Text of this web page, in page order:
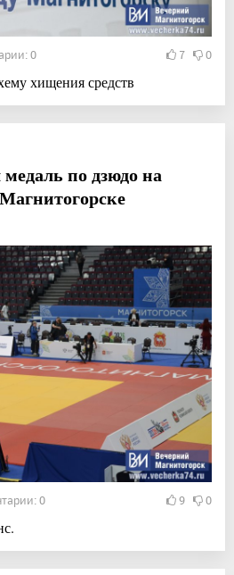
0 7 0
хищения средств
по дзюдо на
0 9 0